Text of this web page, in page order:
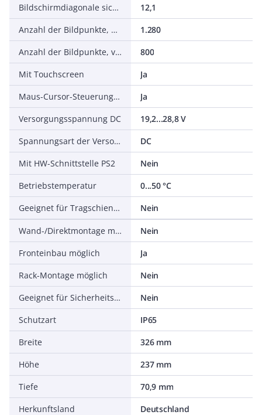
Bildschirmdiagonale sichtbar in Zoll
12,1
Anzahl der Bildpunkte, horizontal
1.280
Anzahl der Bildpunkte, vertikal
800
Mit Touchscreen
Ja
Maus-Cursor-Steuerung integriert
Ja
Versorgungsspannung DC
19,2...28,8 V
Spannungsart der Versorgungsspannung
DC
Mit HW-Schnittstelle PS2
Nein
Betriebstemperatur
0...50 °C
Geeignet für Tragschienenmontage
Nein
Wand-/Direktmontage möglich
Nein
Fronteinbau möglich
Ja
Rack-Montage möglich
Nein
Geeignet für Sicherheitsfunktionen
Nein
Schutzart
IP65
Breite
326 mm
Höhe
237 mm
Tiefe
70,9 mm
Herkunftsland
Deutschland